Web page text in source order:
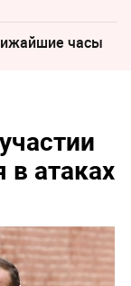
часы
в атаках